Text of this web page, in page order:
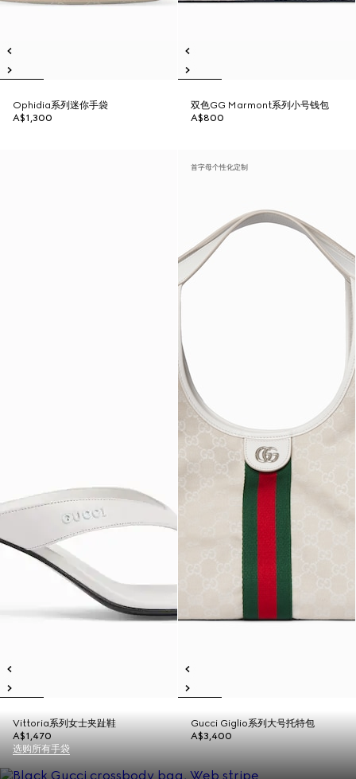
Ophidia系列迷你手袋
A$1,300
双色GG Marmont系列小号钱包
A$800
Vittoria系列女士夹趾鞋
A$1,470
首字母个性化定制
Gucci Giglio系列大号托特包
A$3,400
选购所有手袋